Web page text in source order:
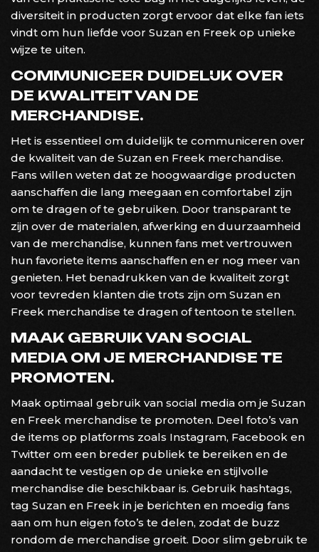
diversiteit in producten zorgt ervoor dat elke fan iets
vindt om hun liefde voor Suzan en Freek op unieke
wijze te uiten.
COMMUNICEER DUIDELIJK OVER
DE KWALITEIT VAN DE
MERCHANDISE.
Het is essentieel om duidelijk te communiceren over
de kwaliteit van de Suzan en Freek merchandise.
Fans willen weten dat ze hoogwaardige producten
aanschaffen die lang meegaan en comfortabel zijn
om te dragen of te gebruiken. Door transparant te
zijn over de materialen, afwerking en duurzaamheid
van de merchandise, kunnen fans met vertrouwen
hun favoriete items aanschaffen en er nog meer van
genieten. Het benadrukken van de kwaliteit zorgt
voor tevreden klanten die trots zijn om Suzan en
Freek merchandise te dragen of tentoon te stellen.
MAAK GEBRUIK VAN SOCIAL
MEDIA OM JE MERCHANDISE TE
PROMOTEN.
Maak optimaal gebruik van social media om je Suzan
en Freek merchandise te promoten. Deel foto’s van
de items op platforms zoals Instagram, Facebook en
Twitter om een breder publiek te bereiken en de
aandacht te vestigen op de unieke en stijlvolle
merchandise die beschikbaar is. Gebruik hashtags,
tag Suzan en Freek in je berichten en moedig fans
aan om hun eigen foto’s te delen, zodat de buzz
rondom de merchandise groeit. Door slim gebruik te